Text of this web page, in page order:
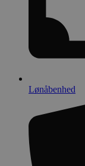
Lønåbenhed